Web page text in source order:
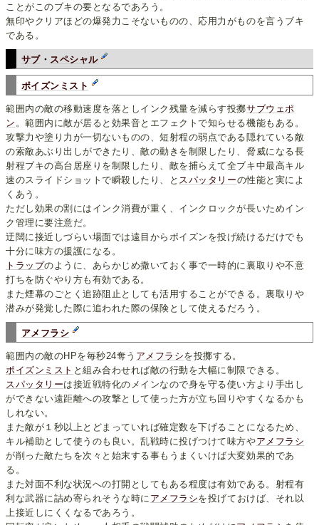
ことがこのブキの要となるであろう。
無印やクリアほどの爆発力こそないものの、応用力がものを言うブキ
である。
サブ・ スペシャル
ポイズンミスト
範囲内の敵の移動速度を落としインク残量を減らす投擲サブウェポ
ン 。範囲内に敵が居ると効果音とエフェクトで知らせる機能もある。
攻撃力や塗り力が一切ないものの、短射程の弱点である隠れている敵
の索敵あぶり出しができたり、敵の動きを制限したり、脅威になる長
射程ブキの高台居座りを制限したり、敵を捕らえて全ブキ中最高キル
速のスライドショットで瞬殺したり、と スパッタリーの性能と実によ
くあう。
ただし効果の割にはインク消費が重く、インクロックが長いためイン
ク管理に要注意だ。
迂闊に接近しづらい場面では遠目からポイズンを投げ続けるだけでも
十分に味方の援護になる。
トラップのように、あらかじめ撒いておく事で一時的に裏取りや不意
打ちを防ぐやり方も有効である。
また煙幕のごとく追跡阻止としても活用することができる。裏取りや
潜みが発覚した際に追われた際の保険として使えるだろう。
アメフラシ
範囲内の敵のHPを毎秒24奪う アメフラシを投擲する。
ポイズンミスト と組み合わせれば敵の行動を大幅に制限できる。
スパッタリーは接近戦特化のメインなので身を守る使い方より手出し
ができない遠距離への攻撃として使った方が立ち回りやすくなるかも
しれない。
また敵が１秒以上とどまっていれば確定数を下げることになるため、
キル補助として使うのも良い。乱戦時に投げつけて味方やアメフラシ
が削った敵たちを次々と始末する事もうまくいけば大変効果的であ
る。
また対面不利な状況への打開としてもある程度は有効である。射程有
利な武器に詰め寄られそうな時に アメフラシを投げておけば、それ以
上接近しにくくなるであろう。